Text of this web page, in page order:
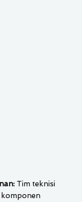
Tim teknisi
komponen